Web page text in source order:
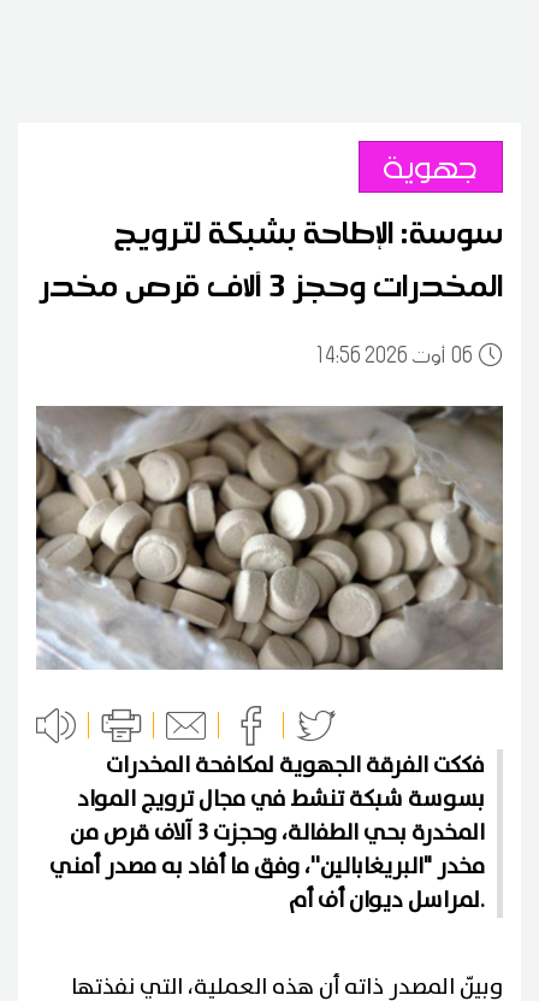
جهوية
سوسة: الإطاحة بشبكة لترويج
المخدرات وحجز 3 آلاف قرص مخدر
0614:56 2026 أوت
فككت الفرقة الجهوية لمكافحة المخدرات
بسوسة شبكة تنشط في مجال ترويج المواد
المخدرة بحي الطفالة، وحجزت 3 آلاف قرص من
مخدر "البريغابالين''، وفق ما أفاد به مصدر أمني
لمراسل ديوان أف أم.
وبيّن المصدر ذاته أن هذه العملية، التي نفذتها